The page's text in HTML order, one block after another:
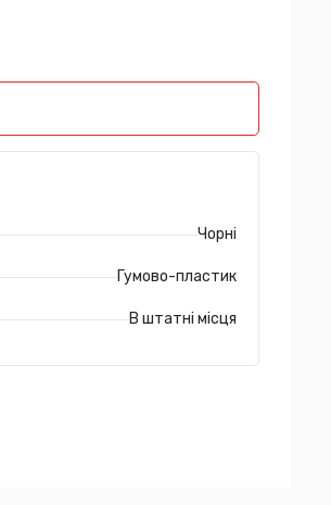
Чорні
Гумово-пластик
В штатні місця